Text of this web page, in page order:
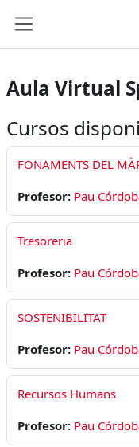
Aula Virtual
Cursos
FONAMENTS DEL
Profesor: Pau
Tresoreria
Profesor: Pau
SOSTENIBILITAT
Profesor: Pau
Recursos Humans
Profesor: Pau